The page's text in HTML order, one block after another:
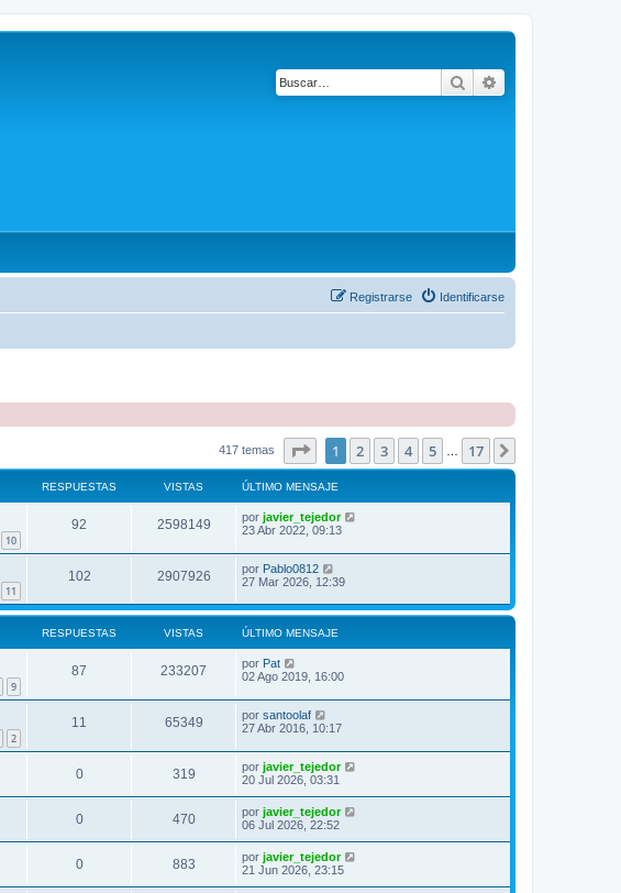
Buscar
Identificarse
Registrarse
417 temas Página1 de 17
1 2 3 4 5 17
RESPUESTAS VISTAS ÚLTIMO MENSAJE
10
92 2598149 por javier_tejedor
23 Abr 2022, 09:13
11
102 2907926 por Pablo0812
27 Mar 2026, 12:39
RESPUESTAS VISTAS ÚLTIMO MENSAJE
9
87 233207 por Pat
02 Ago 2019, 16:00
2
11 65349 por santoolaf
27 Abr 2016, 10:17
0 319 por javier_tejedor
20 Jul 2026, 03:31
0 470 por javier_tejedor
06 Jul 2026, 22:52
0 883 por javier_tejedor
21 Jun 2026, 23:15